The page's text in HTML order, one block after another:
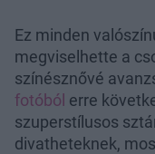
Ez minden
megviselhette a
színésznővé
fotóból erre
szuperstílusos
divatheteknek,